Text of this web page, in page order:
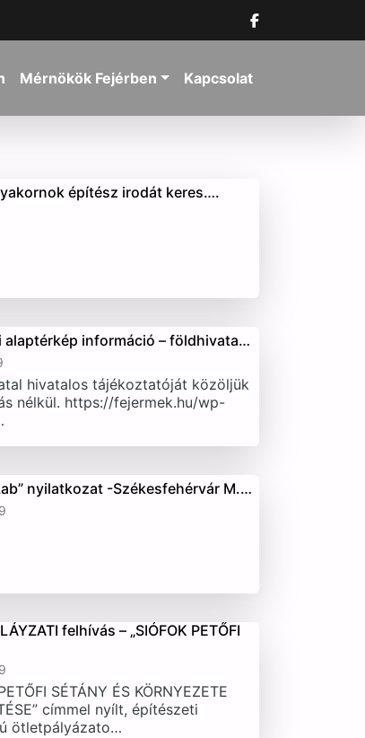
Mérnökök Fejérben Kapcsolat
építész irodát keres….
alaptérkép információ – földhivata…
hivatalos tájékoztatóját közöljük
nélkül. https://fejermek.hu/wp-
nyilatkozat -Székesfehérvár M.…
felhívás – „SIÓFOK PETŐFI
SÉTÁNY ÉS KÖRNYEZETE
címmel nyílt, építészeti
ötletpályázato…